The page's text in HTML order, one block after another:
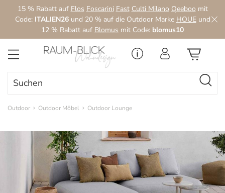
Zum Hauptinhalt springen
15 % Rabatt auf Flos Foscarini Fast Culti Milano Qeeboo mit
Code: ITALIEN26und 20 % auf die Outdoor Marke HOUEund
12 % Rabatt auf Blomus mit Code: blomus10
Outdoor Outdoor Möbel Outdoor Lounge